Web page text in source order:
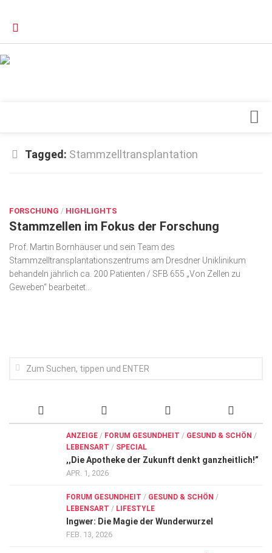
Orthopädie
Schönheit & Wohlbefinden
Special
Wirtschaft, Recht, Finanzen
Sehen
Kampf gegen Krebs
Tagged: Stammzelltransplantation
FORSCHUNG / HIGHLIGHTS
Stammzellen im Fokus der Forschung
Prof. Martin Bornhäuser und sein Team des
Stammzelltransplantationszentrums am Dresdner Uniklinikum
behandeln jährlich ca. 200 Patienten / SFB 655 „Von Zellen zu
Geweben“ bearbeitet...
ANZEIGE / FORUM GESUNDHEIT / GESUND & SCHÖN /
LEBENSART / SPECIAL
,,Die Apotheke der Zukunft denkt ganzheitlich!”
APR. 1, 2026
FORUM GESUNDHEIT / GESUND & SCHÖN /
LEBENSART / LIFESTYLE
Ingwer: Die Magie der Wunderwurzel
FEB. 13, 2026